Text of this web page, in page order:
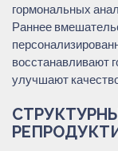
гормональных
Раннее
восстанавливают
улучшают